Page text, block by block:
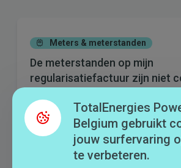
Meters & meterstanden
De meterstanden op mijn
regularisatiefactuur zijn niet
TotalEnergies
Belgium gebruikt
jouw surfervaring
te verbeteren.